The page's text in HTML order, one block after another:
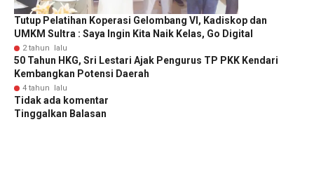
Tutup Pelatihan Koperasi Gelombang VI, Kadiskop dan
UMKM Sultra : Saya Ingin Kita Naik Kelas, Go Digital
2 tahun lalu
50 Tahun HKG, Sri Lestari Ajak Pengurus TP PKK Kendari
Kembangkan Potensi Daerah
4 tahun lalu
Tidak ada komentar
Tinggalkan Balasan